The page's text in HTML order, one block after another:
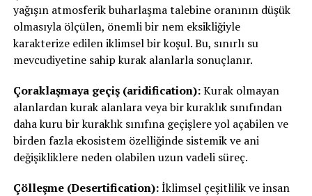
yağışın atmosferik buharlaşma talebine oranının düşük
olmasıyla ölçülen, önemli bir nem eksikliğiyle
karakterize edilen iklimsel bir koşul. Bu, sınırlı su
mevcudiyetine sahip kurak alanlarla sonuçlanır.
Çoraklaşmaya geçiş (aridification):Kurak olmayan
alanlardan kurak alanlara veya bir kuraklık sınıfından
daha kuru bir kuraklık sınıfına geçişlere yol açabilen ve
birden fazla ekosistem özelliğinde sistemik ve ani
değişikliklere neden olabilen uzun vadeli süreç.
Çölleşme (Desertification):İklimsel çeşitlilik ve insan